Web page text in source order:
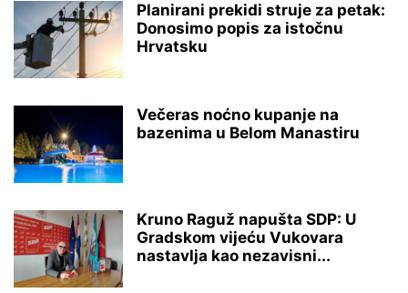
Planirani prekidi struje za petak:
Donosimo popis za istočnu
Hrvatsku
Večeras noćno kupanje na
bazenima u Belom Manastiru
Kruno Raguž napušta SDP: U
Gradskom vijeću Vukovara
nastavlja kao nezavisni...